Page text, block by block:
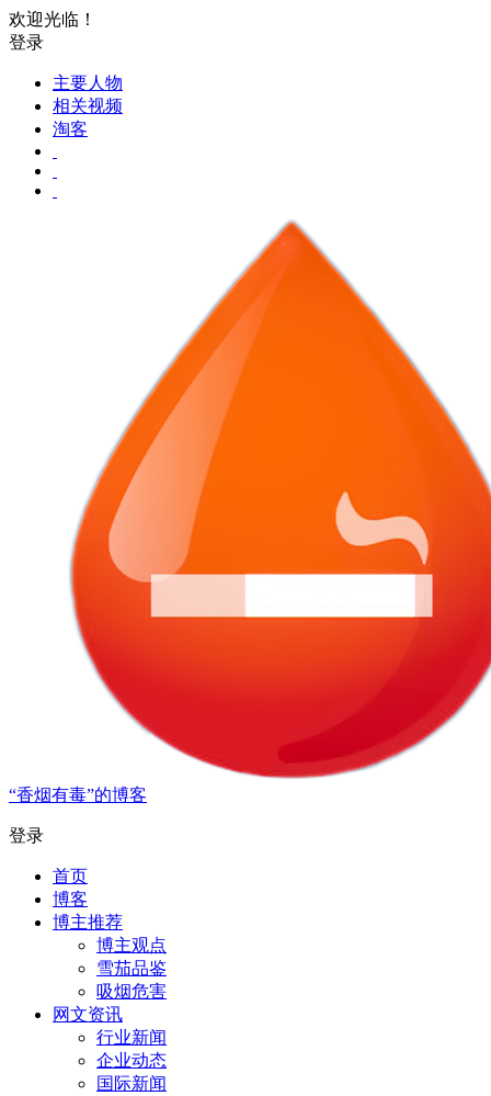
欢迎光临！
登录
主要人物
相关视频
淘客
“香烟有毒”的博客
登录
首页
博客
博主推荐
博主观点
雪茄品鉴
吸烟危害
网文资讯
行业新闻
企业动态
国际新闻